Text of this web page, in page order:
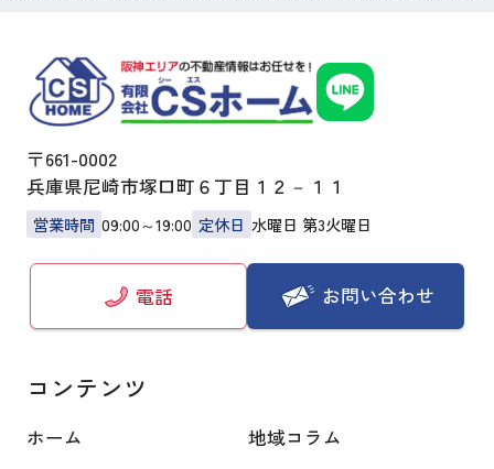
〒661-0002
兵庫県尼崎市塚口町６丁目１２－１１
営業時間 09:00～19:00 定休日 水曜日 第3火曜日
電話 お問い合わせ
コンテンツ
ホーム
地域コラム